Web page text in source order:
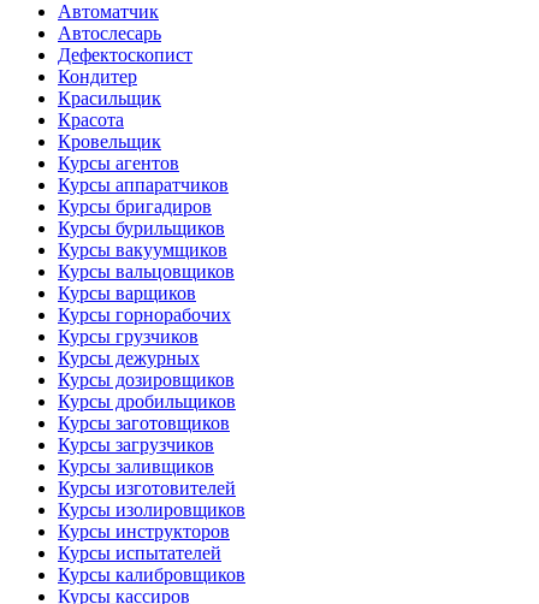
Автоматчик
Автослесарь
Дефектоскопист
Кондитер
Красильщик
Красота
Кровельщик
Курсы агентов
Курсы аппаратчиков
Курсы бригадиров
Курсы бурильщиков
Курсы вакуумщиков
Курсы вальцовщиков
Курсы варщиков
Курсы горнорабочих
Курсы грузчиков
Курсы дежурных
Курсы дозировщиков
Курсы дробильщиков
Курсы заготовщиков
Курсы загрузчиков
Курсы заливщиков
Курсы изготовителей
Курсы изолировщиков
Курсы инструкторов
Курсы испытателей
Курсы калибровщиков
Курсы кассиров